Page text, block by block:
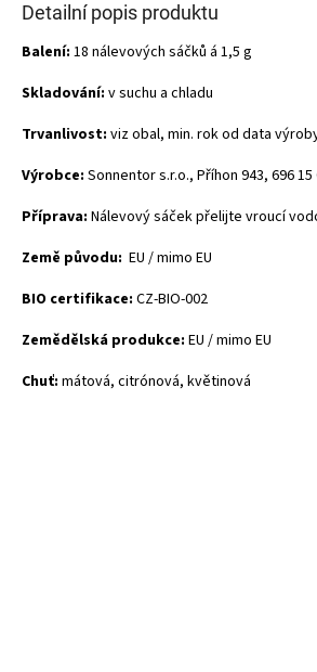
Detailní popis produktu
Balení: 18 nálevových sáčků á 1,5 g
Skladování: v suchu a chladu
Trvanlivost: viz obal, min. rok od data
Výrobce: Sonnentor s.r.o., Příhon 943, 696
Příprava: Nálevový sáček přelijte vroucí
Země původu: EU / mimo EU
BIO certifikace: CZ-BIO-002
Zemědělská produkce: EU / mimo EU
Chuť: mátová, citrónová, květinová